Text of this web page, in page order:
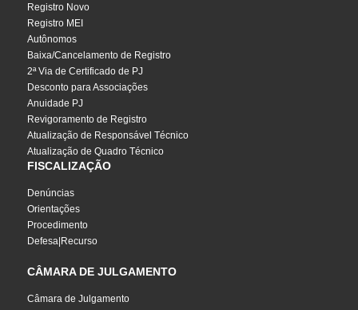
Registro Novo
Registro MEI
Autônomos
Baixa/Cancelamento de Registro
2ª Via de Certificado de PJ
Desconto para Associações
Anuidade PJ
Revigoramento de Registro
Atualização de Responsável Técnico
Atualização de Quadro Técnico
FISCALIZAÇÃO
Denúncias
Orientações
Procedimento
Defesa|Recurso
CÂMARA DE JULGAMENTO
Câmara de Julgamento